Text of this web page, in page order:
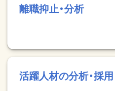
離職抑止・分析
活躍人材の分析・採用